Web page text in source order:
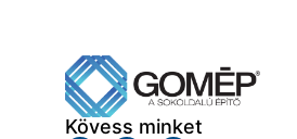
Kövess minket